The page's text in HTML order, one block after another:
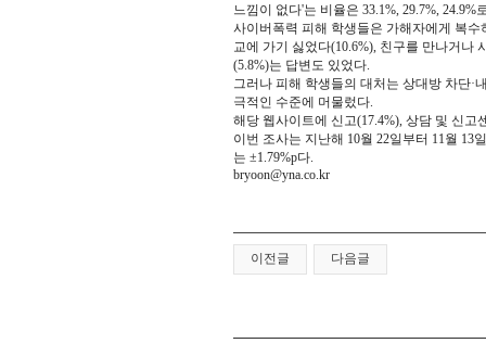
느낌이 없다'는 비율은 33.1%, 29.7%, 24.9%
사이버폭력 피해 학생들은 가해자에게 복수
교에 가기 싫었다(10.6%), 친구를 만나거나
(5.8%)는 답변도 있었다.
그러나 피해 학생들의 대처는 상대방 차단·
극적인 수준에 머물렀다.
해당 웹사이트에 신고(17.4%), 상담 및 신
이번 조사는 지난해 10월 22일부터 11월 13
는 ±1.79%p다.
bryoon@yna.co.kr
이전글 다음글